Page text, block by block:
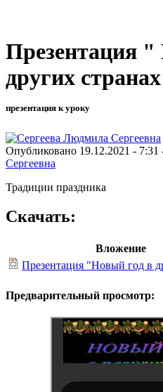
Презентация
других
презентация к уроку
Опубликовано 19.12.2021 - 7:31
Сергеевна
Традиции праздника
Скачать:
Вложение
Презентация "Новый год в
Предварительный просмотр: